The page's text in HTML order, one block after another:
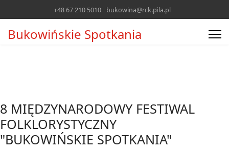
+48 67 210 5010 bukowina@rck.pila.pl
Bukowińskie Spotkania
8 MIĘDZYNARODOWY FESTIWAL
FOLKLORYSTYCZNY
"BUKOWIŃSKIE SPOTKANIA"